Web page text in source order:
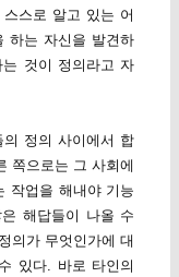
스로 알고 있는 어
하는 자신을 발견하
것이 정의라고 자
정의 사이에서 합
쪽으로는 그 사회에
작업을 해내야 기능
해답들이 나올 수
의가 무엇인가에 대
있다. 바로 타인의